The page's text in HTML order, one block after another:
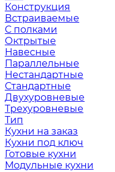
Конструкция
Встраиваемые
С полками
Октрытые
Навесные
Параллельные
Нестандартные
Стандартные
Двухуровневые
Трехуровневые
Тип
Кухни на заказ
Кухни под ключ
Готовые кухни
Модульные кухни